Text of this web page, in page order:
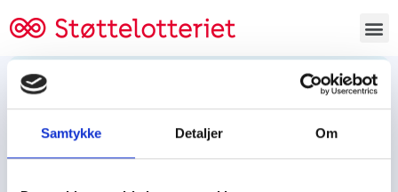
Samtykke Detaljer Om
Tjen penge og støt